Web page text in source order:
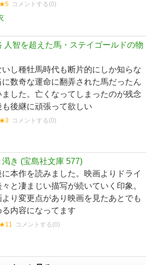
★5 コメントする(0)
人智を超えた馬・ステイゴールドの物
し種牡馬時代も断片的にしか知らな
に数奇な運命に翻弄された馬だったん
ました。亡くなってしまったのが残念
後継に頑張って欲しい
★3 コメントする(0)
き (宝島社文庫 577)
本作を読みました。映画よりドライ
と凄まじい描写が続いていく印象。
り変更点があり映画を見たあとでも
内容になってます
★11 コメントする(0)